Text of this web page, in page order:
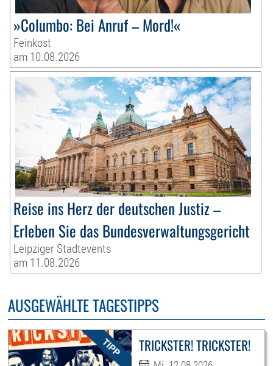
»Columbo: Bei Anruf – Mord!«
Feinkost
am 10.08.2026
Reise ins Herz der deutschen Justiz –
Erleben Sie das Bundesverwaltungsgericht
Leipziger Stadtevents
am 11.08.2026
AUSGEWÄHLTE TAGESTIPPS
TRICKSTER! TRICKSTER!